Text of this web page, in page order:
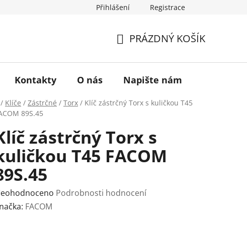
Historie značky TONA
Přihlášení Registrace
KOŠÍK
PRÁZDNÝ KOŠÍK
Kontakty O nás Napište nám
Domů
/ Klíče / Zástrčné / Torx / Klíč zástrčný Torx s kuličkou T45
89S.45
zástrčný Torx s
T45 FACOM
Podrobnosti hodnocení
FACOM